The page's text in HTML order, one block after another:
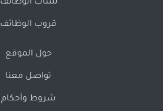
سناب الوظائف
قروب الوظائف
حول الموقع
تواصل معنا
شروط وأحكام